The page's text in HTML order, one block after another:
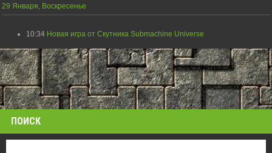
29 Января, Воскресенье
10:34 Новая игра от Скутника Submachine Universe
ПОИСК